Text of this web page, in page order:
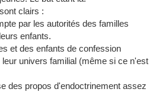
clairs :
par les autorités des familles
enfants.
et des enfants de confession
univers familial (même si ce n'est
des propos d'endoctrinement assez